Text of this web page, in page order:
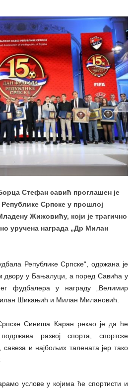
Стефан савић проглашен је
Српске у прошлој
Жижовићу, који је трагично
уручена награда „Др Милан
Републике Српске“, одржана је
двору у Бањалуци, а поред Савића у
фудбалера у награду „Велимир
Шикањић и Милан Милановић.
Синиша Каран рекао је да ће
развој спорта, спортске
савеза и најбољих талената јер тако
услове у којима ће спортисти и